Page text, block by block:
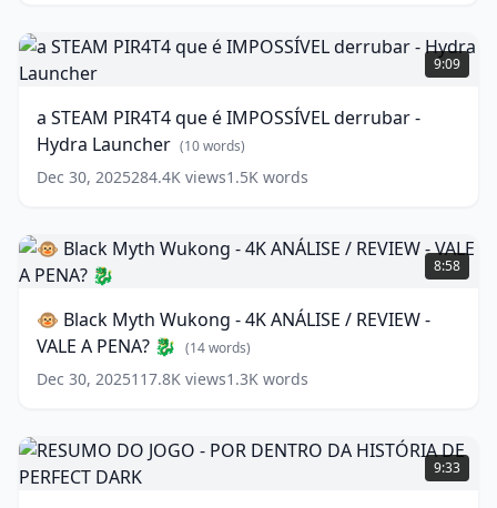
words)
a
STEAM
PIR4T4
é
IMPOSSÍVEL
derrubar
Launcher
words)
9:09
a STEAM PIR4T4 que é IMPOSSÍVEL derrubar -
Hydra Launcher (10words)
Dec 30, 2025284.4K views1.5K words
🐵
Black
Myth
4K
ANÁLISE
-
VALE
A
8:58
🐵 Black Myth Wukong - 4K ANÁLISE / REVIEW -
VALE A PENA? 🐉 (14words)
Dec 30, 2025117.8K views1.3K words
RESUMO
DO
JOGO
9:33